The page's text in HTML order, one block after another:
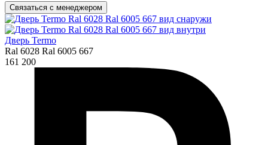
Связаться с менеджером
Дверь Termo
Ral 6028 Ral 6005 667
161 200